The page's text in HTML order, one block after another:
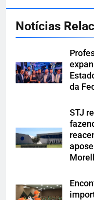
Notícias
da
STJ